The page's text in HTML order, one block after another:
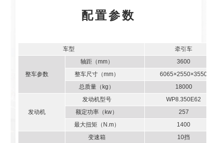
配置参数
车型 牵引车
整车参数
轴距（mm）
3600
整车尺寸（mm）
6065×2550×3550
总质量（kg）
18000
发动机
发动机型号
WP8.350E62
额定功率（kw）
257
最大扭矩（N.m）
1400
变速箱
10挡